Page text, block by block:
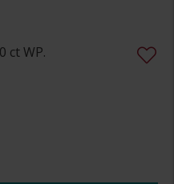
ct WP.